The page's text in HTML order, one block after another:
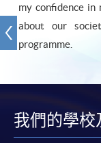
my confidence in
about our
programme.
我們的學校